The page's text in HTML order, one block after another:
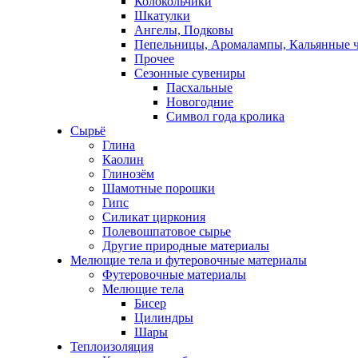
Шкатулки
Ангелы, Подковы
Пепельницы, Аромалампы, Кальянные
Прочее
Сезонные сувениры
Пасхальные
Новогодние
Символ года кролика
Сырьё
Глина
Каолин
Глинозём
Шамотные порошки
Гипс
Силикат циркония
Полевошпатовое сырье
Другие природные материалы
Мелющие тела и футеровочные материалы
Футеровочные материалы
Мелющие тела
Бисер
Цилиндры
Шары
Теплоизоляция